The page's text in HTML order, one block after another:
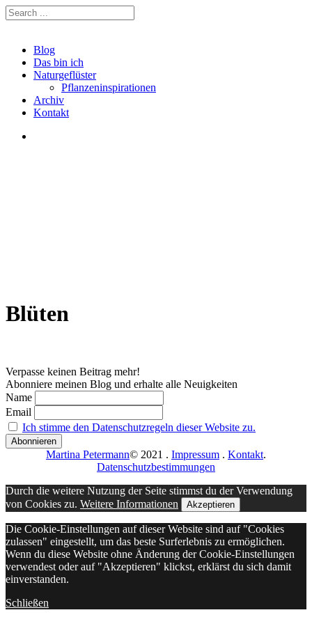
Blog
Das bin ich
Naturgeflüster
Pflanzeninspirationen
Archiv
Kontakt
Blüten
Verpasse keinen Beitrag mehr!
Abonniere meinen Blog und erhalte alle Neuigkeiten
Name
Email
Ich stimme den Datenschutzregeln dieser Website zu.
Martina Petermann© 2021 . Impressum . Kontakt.
Datenschutzbestimmungen
Durch die weitere Nutzung der Seite stimmst du der Verwendung
von Cookies zu. Weitere Informationen Akzeptieren
Die Cookie-Einstellungen auf dieser Website sind auf "Cookies
zulassen" eingestellt, um das beste Surferlebnis zu ermöglichen.
Wenn du diese Website ohne Änderung der Cookie-Einstellungen
verwendest oder auf "Akzeptieren" klickst, erklärst du sich damit
einverstanden.
Schließen